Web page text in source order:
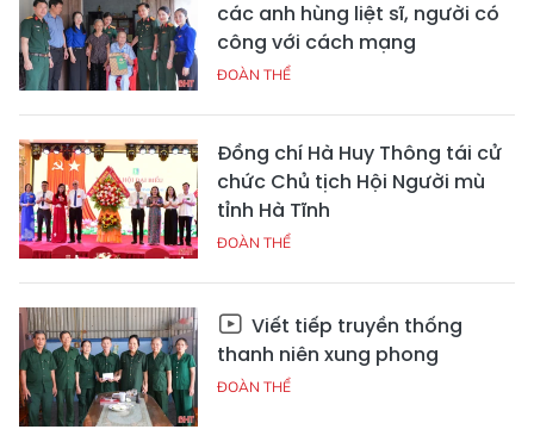
các anh hùng liệt sĩ, người có
công với cách mạng
ĐOÀN THỂ
Đồng chí Hà Huy Thông tái cử
chức Chủ tịch Hội Người mù
tỉnh Hà Tĩnh
ĐOÀN THỂ
Viết tiếp truyền thống
thanh niên xung phong
ĐOÀN THỂ